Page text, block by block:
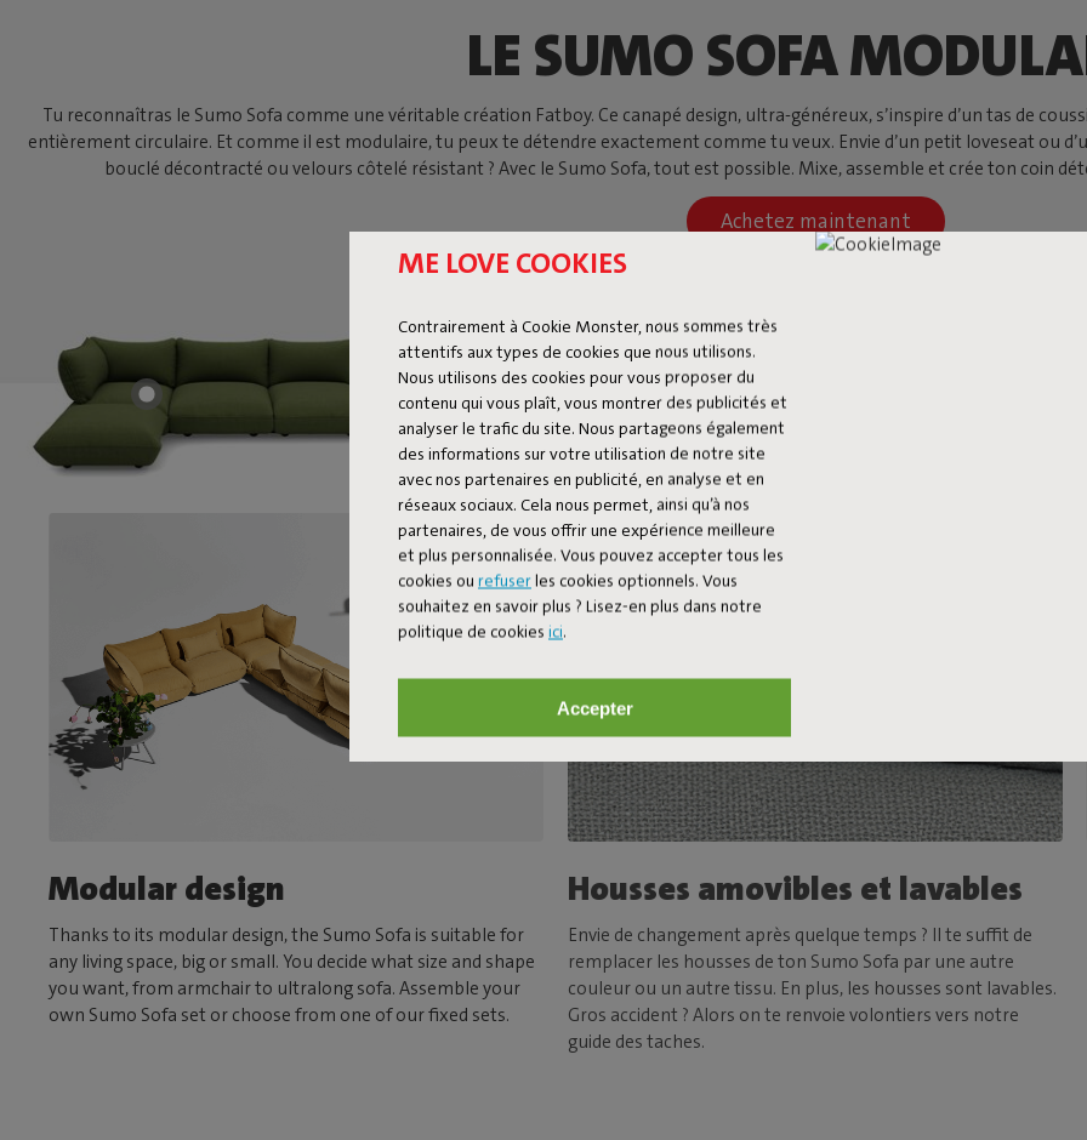
ME LOVE COOKIES
Contrairement à Cookie Monster, nous sommes très
attentifs aux types de cookies que nous utilisons.
Nous utilisons des cookies pour vous proposer du
contenu qui vous plaît, vous montrer des publicités et
analyser le trafic du site. Nous partageons également
des informations sur votre utilisation de notre site
avec nos partenaires en publicité, en analyse et en
réseaux sociaux. Cela nous permet, ainsi qu’à nos
partenaires, de vous offrir une expérience meilleure
et plus personnalisée. Vous pouvez accepter tous les
cookies ou refuserles cookies optionnels. Vous
souhaitez en savoir plus ? Lisez-en plus dans notre
politique de cookies ici.
Accepter
LE SUMO SOFA
Tu reconnaîtras le Sumo Sofa comme une véritable création Fatboy. Ce canapé design, ultra-généreux, s’inspire d’un tas de
entièrement circulaire. Et comme il est modulaire, tu peux te détendre exactement comme tu veux. Envie d’un petit loveseat ou
bouclé décontracté ou velours côtelé résistant ? Avec le Sumo Sofa, tout est possible. Mixe, assemble et crée ton coin
Achetez maintenant
Modular design
Thanks to its modular design, the Sumo Sofa is suitable for
any living space, big or small. You decide what size and shape
you want, from armchair to ultralong sofa. Assemble your
own Sumo Sofa set or choose from one of our fixed sets.
Housses amovibles et lavables
Envie de changement après quelque temps ? Il te suffit de
remplacer les housses de ton Sumo Sofa par une autre
couleur ou un autre tissu. En plus, les housses sont lavables.
Gros accident ? Alors on te renvoie volontiers vers notre
guide des taches.